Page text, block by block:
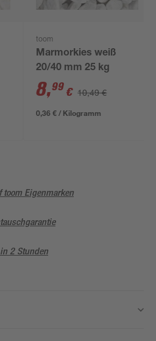
toom
Marmorkies weiß
20/40 mm 25 kg
8,99 € 10,49 €
0,36 € / Kilogramm
toom Eigenmarken
2 Stunden